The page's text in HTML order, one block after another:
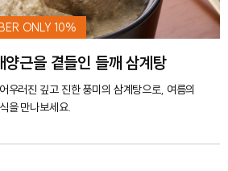
ONLY 10%
근을 곁들인 들깨 삼계탕
우러진 깊고 진한 풍미의 삼계탕으로, 여름의
을 만나보세요.